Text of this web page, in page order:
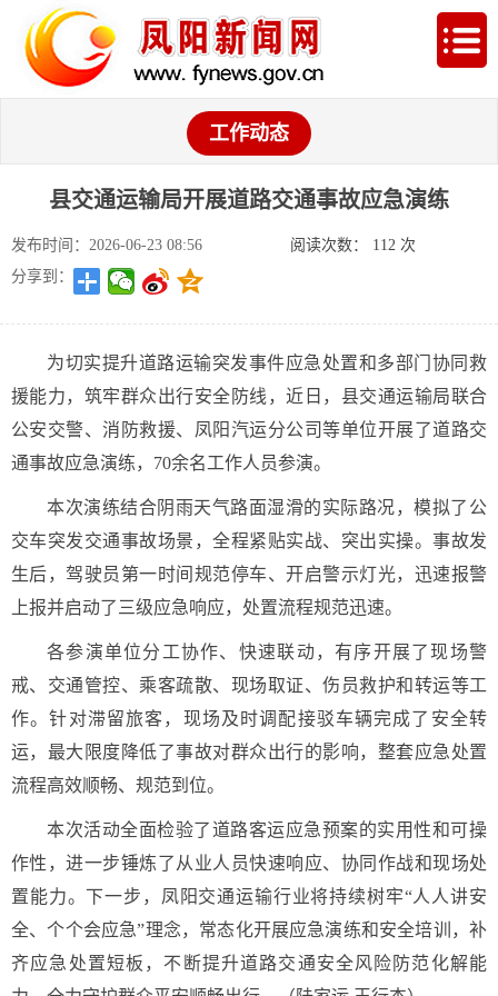
工作动态
县交通运输局开展道路交通事故应急演练
发布时间：2026-06-23 08:56 阅读次数： 112 次
分享到：
为切实提升道路运输突发事件应急处置和多部门协同救
援能力，筑牢群众出行安全防线，近日，县交通运输局联合
公安交警、消防救援、凤阳汽运分公司等单位开展了道路交
通事故应急演练，70余名工作人员参演。
本次演练结合阴雨天气路面湿滑的实际路况，模拟了公
交车突发交通事故场景，全程紧贴实战、突出实操。事故发
生后，驾驶员第一时间规范停车、开启警示灯光，迅速报警
上报并启动了三级应急响应，处置流程规范迅速。
各参演单位分工协作、快速联动，有序开展了现场警
戒、交通管控、乘客疏散、现场取证、伤员救护和转运等工
作。针对滞留旅客，现场及时调配接驳车辆完成了安全转
运，最大限度降低了事故对群众出行的影响，整套应急处置
流程高效顺畅、规范到位。
本次活动全面检验了道路客运应急预案的实用性和可操
作性，进一步锤炼了从业人员快速响应、协同作战和现场处
置能力。 下一步，凤阳交通运输行业将持续树牢“人人讲安
全、个个会应急”理念，常态化开展应急演练和安全培训，补
齐应急处置短板，不断提升道路交通安全风险防范化解能